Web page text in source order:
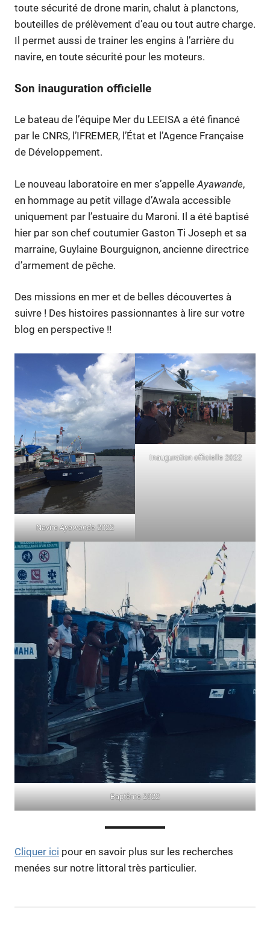
toute sécurité de drone marin, chalut à planctons,
bouteilles de prélèvement d’eau ou tout autre charge.
Il permet aussi de trainer les engins à l’arrière du
navire, en toute sécurité pour les moteurs.
Son inauguration officielle
Le bateau de l’équipe Mer du LEEISA a été financé
par le CNRS, l’IFREMER, l’État et l’Agence Française
de Développement.
Le nouveau laboratoire en mer s’appelle Ayawande,
en hommage au petit village d’Awala accessible
uniquement par l’estuaire du Maroni. Il a été baptisé
hier par son chef coutumier Gaston Ti Joseph et sa
marraine, Guylaine Bourguignon, ancienne directrice
d’armement de pêche.
Des missions en mer et de belles découvertes à
suivre ! Des histoires passionnantes à lire sur votre
blog en perspective !!
NavireAyawande2022
Inauguration officielle 2022
Baptême 2022
Cliquer ici pour en savoir plus sur les recherches
menées sur notre littoral très particulier.